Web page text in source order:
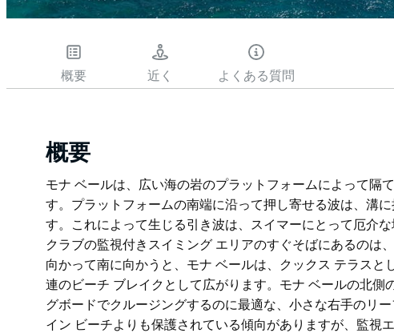
概要 近く よくある質問
概要
モナ ベールは、広い海の岩のプラットフォームによって隔
す。プラットフォームの南端に沿って押し寄せる波は、溝
す。これによって生じる引き波は、スイマーにとって厄介
クラブの監視付きスイミング エリアのすぐそばにあるのは
向かって南に向かうと、モナ ベールは、クックス テラスと
連のビーチ ブレイクとして広がります。モナ ベールの北側
グボードでクルージングするのに最適な、小さな右手のリ
イン ビーチよりも保護されている傾向がありますが、監視